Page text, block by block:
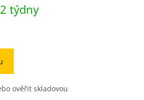
týdny
ověřit skladovou